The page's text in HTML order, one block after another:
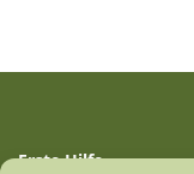
a
Erste Hilfe